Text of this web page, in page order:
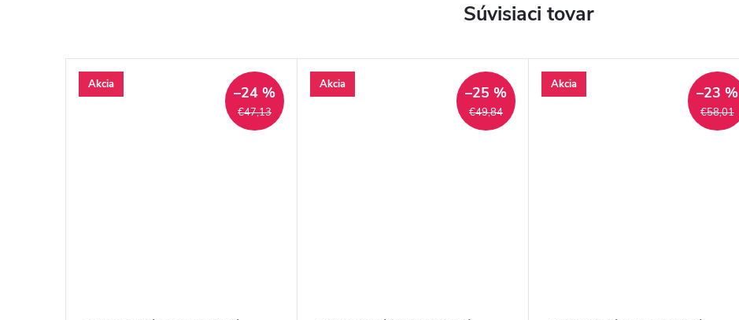
Súvisiaci tovar
Akcia
€47,13
–24 % Akcia
€49,84
–25 % Akcia
€58,01
–23 %